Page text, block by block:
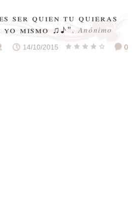
ser quien tu quieras
mismo ♫♪", Anónimo
14/10/2015 0